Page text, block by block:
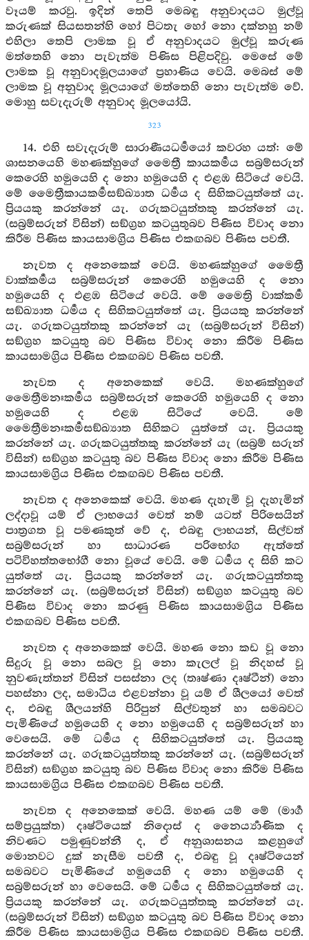
වෑයම් කරවු. ඉදින් තෙපි මෙබඳු අනුවාදයට මුල්වූ
කරුණක් සියසතන්හි හෝ පිටතැ හෝ නො දක්නහු නම්
එහිලා තෙපි ලාමක වූ ඒ අනුවාදයට මුල්වූ කරුණ
මත්තෙහි නො පැවැත්ම පිණිස පිළිපදිවු. මෙසේ මේ
ලාමක වූ අනුවාදමූලයාගේ ප්‍රහාණිය වෙයි. මෙබස් මේ
ලාමක වූ අනුවාද මූලයාගේ මත්තෙහි නො පැවැත්ම වේ.
මොහු සවැදැරුම් අනුවාද මූලයෝයි.
323
14. එහි සවැදැරුම් සාරාණීයධර්‍මයෝ කවරහ යත්: මේ
ශාසනයෙහි මහණක්හුගේ මෛත්‍රී කායකර්‍මය සබ්‍රම්සරුන්
කෙරෙහි හමුයෙහි ද නො හමුයෙහි ද එළඹ සිටියේ වෙයි.
මේ මෛත්‍රීකායකර්‍මසඞ්ඛ්‍යාත ධර්‍මය ද සිහිකටයුත්තේ යැ.
ප්‍රියයකු කරන්නේ යැ. ගරුකටයුත්තකු කරන්නේ යැ.
(සබ්‍රම්සරුන් විසින්) සඞ්ග්‍රහ කටයුතුබව පිණිස විවාද නො
කිරීම පිණිස කායසාමග්‍රිය පිණිස එකඟබව පිණිස පවතී.
නැවත ද අනෙකෙක් වෙයි. මහණක්හුගේ මෛත්‍රී
වාක්කර්‍මය සබ්‍රම්සරුන් කෙරෙහි හමුයෙහි ද නො
හමුයෙහි ද එළඹ සිටියේ වෙයි. මේ මෛත්‍රි වාක්කර්‍ම
සඞ්ඛ්‍යාත ධර්‍මය ද සිහිකටයුත්තේ යැ. ප්‍රියයකු කරන්නේ
යැ. ගරුකටයුත්තකු කරන්නේ යැ (සබ්‍රම්සරුන් විසින්)
සඞ්ග්‍රහ කටයුතු බව පිණිස විවාද නො කිරීම පිණිස
කායසාමග්‍රිය පිණිස එකඟබව පිණිස පවතී.
නැවත ද අනෙකෙක් වෙයි. මහණක්හුගේ
මෛත්‍රීමනඃකර්‍මය සබ්‍රම්සරුන් කෙරෙහි හමුයෙහි ද නො
හමුයෙහි ද එළඹ සිටියේ වෙයි. මේ
මෛත්‍රීමනඃකර්‍මසඞ්ඛ්‍යාත සිහිකට යුත්තේ යැ. ප්‍රියයකු
කරන්නේ යැ. ගරුකටයුත්තකු කරන්නේ යැ (සබ්‍රම් සරුන්
විසින්) සඞ්ග්‍රහ කටයුතු බව පිණිස විවාද නො කිරීම පිණිස
කායසාමග්‍රිය පිණිස එකඟබව පිණිස පවතී.
නැවත ද අනෙකෙක් වෙයි. මහණ දැහැමි වූ දැහැමින්
ලද්දාවූ යම් ඒ ලාභයෝ වෙත් නම් යටත් පිරිසෙයින්
පාත්‍රගත වූ පමණකුත් වේ ද, එබඳු ලාභයන්, සිල්වත්
සබ්‍රම්සරුන් හා සාධාරණ පරිභෝග ඇත්තේ
පටිවිහත්තභෝගී නො වූයේ වෙයි. මේ ධර්‍මය ද සිහි කට
යුත්තේ යැ. ප්‍රියයකු කරන්නේ යැ. ගරුකටයුත්තකු
කරන්නේ යැ. (සබ්‍රම්සරුන් විසින්) සඞ්ග්‍රහ කටයුතු බව
පිණිස විවාද නො කරණු පිණිස කායසාමග්‍රිය පිණිස
එකඟබව පිණිස පවතී.
නැවත ද අනෙකෙක් වෙයි. මහණ නො කඩ වූ නො
සිදුරු වූ නො සබල වූ නො කැලල් වූ නිදහස් වූ
නුවණැත්තන් විසින් පසස්නා ලද (තෘෂ්ණා දෘෂ්ටීන්) නො
පහස්නා ලද, සමාධිය එළවන්නා වූ යම් ඒ ශීලයෝ වෙත්
ද, එබඳු ශීලයන්හි පිරිපුන් සිල්වතුන් හා සමබවට
පැමිණියේ හමුයෙහි ද නො හමුයෙහි ද සබ්‍රම්සරුන් හා
වෙසෙයි. මේ ධර්‍මය ද සිහිකටයුත්තේ යැ. ප්‍රියයකු
කරන්නේ යැ. ගරුකටයුත්තකු කරන්නේ යැ. (සබ්‍රම්සරුන්
විසින්) සඞ්ග්‍රහ කටයුතු බව පිණිස විවාද නො කිරීම පිණිස
කායසාමග්‍රිය පිණිස එකඟබව පිණිස පවතී.
නැවත ද අනෙකෙක් වෙයි. මහණ යම් මේ (මාර්‍ග
සම්ප්‍රයුක්ත) දෘෂ්ටියෙක් නිදොස් ද නෛර්‍ය්‍යාණික ද
නිවණට පමුණුවන්නී ද, ඒ අනුශාසනය කළහුගේ
මොනවට දුක් නැසීම පවතී ද, එබඳු වූ දෘෂ්ටියෙන්
සමබවට පැමිණියේ හමුයෙහි ද නො හමුයෙහි ද
සබ්‍රම්සරුන් හා වෙසෙයි. මේ ධර්‍මය ද සිහිකටයුත්තේ යැ.
ප්‍රියයකු කරන්නේ යැ. ගරුකටයුත්තකු කරන්නේ යැ.
(සබ්‍රම්සරුන් විසින්) සඞ්ග්‍රහ කටයුතු බව පිණිස විවාද නො
කිරීම පිණිස කායසාමග්‍රිය පිණිස එකඟබව පිණිස පවතී.